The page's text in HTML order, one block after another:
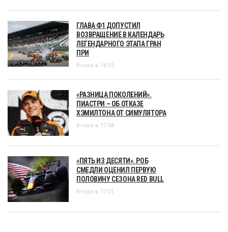
ГЛАВА Ф1 ДОПУСТИЛ
ВОЗВРАЩЕНИЕ В КАЛЕНДАРЬ
ЛЕГЕНДАРНОГО ЭТАПА ГРАН
ПРИ
Вчера в 18:55
«РАЗНИЦА ПОКОЛЕНИЙ».
ПИАСТРИ – ОБ ОТКАЗЕ
ХЭМИЛТОНА ОТ СИМУЛЯТОРА
Вчера в 17:58
«ПЯТЬ ИЗ ДЕСЯТИ». РОБ
СМЕДЛИ ОЦЕНИЛ ПЕРВУЮ
ПОЛОВИНУ СЕЗОНА RED BULL
Вчера в 17:01